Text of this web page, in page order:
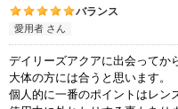
バランス
愛用者 さん
デイリーズアクアに出会ってか
大体の方には合うと思います。
個人的に一番のポイントはレン